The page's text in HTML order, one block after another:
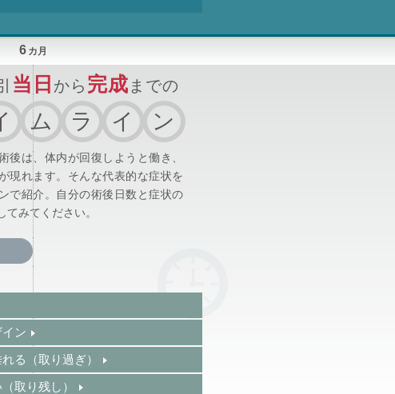
当日 から 完成 までの
ム ラ イ ン
後は、体内が回復しようと働き、
現れます。そんな代表的な症状を
で紹介。自分の術後日数と症状の
てみてください。
6 カ月
ン
る（取り過ぎ）
取り残し）